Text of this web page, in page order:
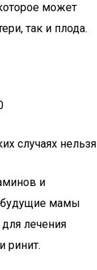
может
так и плода.
случаях нельзя
и
будущие мамы
лечения
ринит.